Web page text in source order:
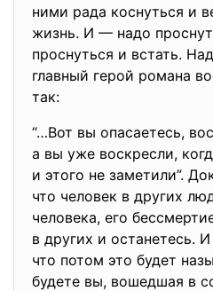
ними рада коснуться и
жизнь. И — надо
проснуться и встать.
главный герой романа
так:
“…Вот вы опасаетесь,
а вы уже воскресли,
и этого не заметили”.
что человек в других
человека, его
в других и останетесь.
что потом это будет
будете вы, вошедшая в